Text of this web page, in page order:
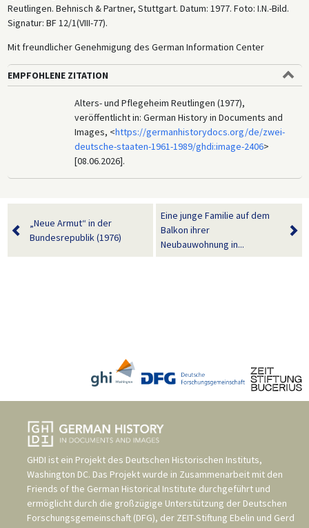
Reutlingen. Behnisch & Partner, Stuttgart. Datum: 1977. Foto: I.N.-Bild.
Signatur: BF 12/1(VIII-77).
Mit freundlicher Genehmigung des German Information Center
EMPFOHLENE ZITATION
Alters- und Pflegeheim Reutlingen (1977),
veröffentlicht in: German History in Documents and
Images, <https://germanhistorydocs.org/de/zwei-
deutsche-staaten-1961-1989/ghdi:image-2406>
[08.06.2026].
„Neue Armut“ in der
Bundesrepublik (1976)
Eine junge Familie auf dem
Balkon ihrer
Neubauwohnung in...
GHDI ist ein Projekt des Deutschen Historischen Instituts,
Washington DC. Das Projekt wurde in Zusammenarbeit mit den
Friends of the German Historical Institute durchgeführt und
ermöglicht durch die großzügige Unterstützung der Deutschen
Forschungsgemeinschaft (DFG), der ZEIT-Stiftung Ebelin und Gerd